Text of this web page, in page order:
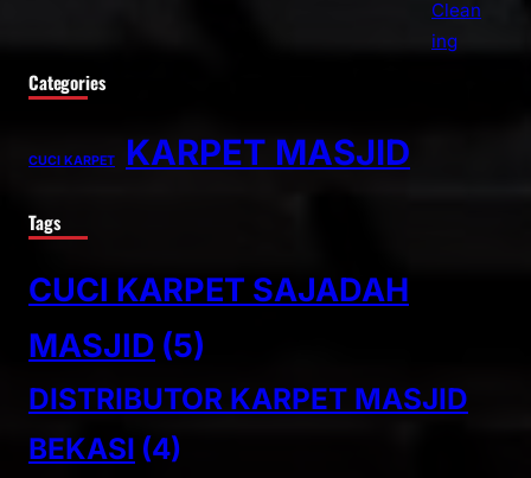
Categories
CUCI KARPET KARPET MASJID
Tags
CUCI KARPET SAJADAH
MASJID (5)
DISTRIBUTOR KARPET MASJID
BEKASI (4)